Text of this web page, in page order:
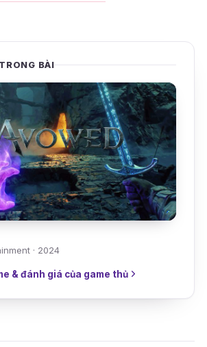
BÀI
· 2024
& đánh giá của game thủ